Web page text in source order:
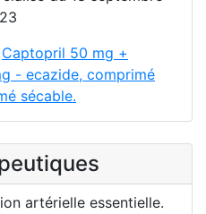
Captopril 50 mg +
- ecazide, comprimé
sécable.
artérielle essentielle.